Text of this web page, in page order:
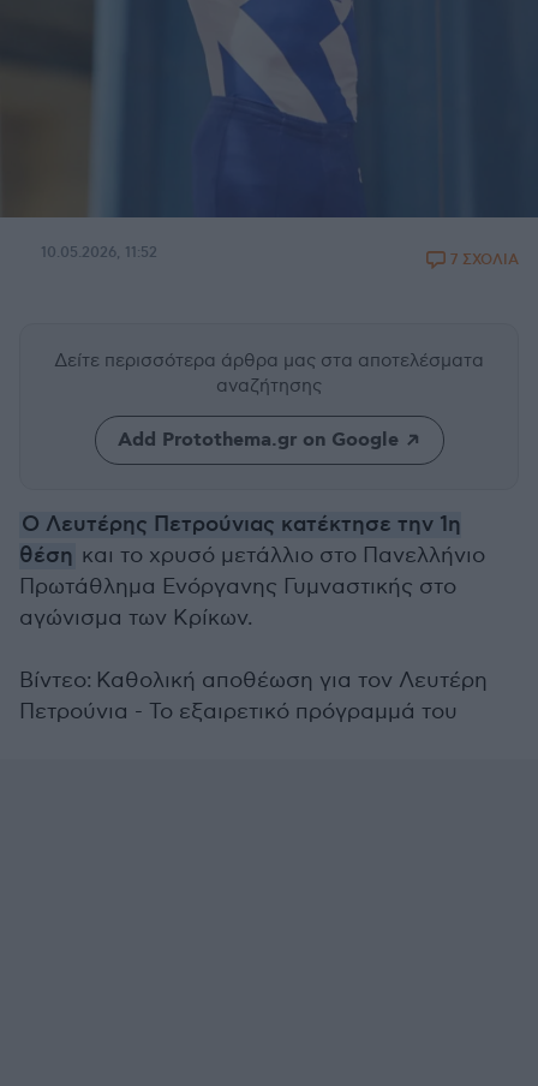
10.05.2026, 11:52 7 ΣΧΟΛΙΑ
Δείτε περισσότερα άρθρα μας στα αποτελέσματα
αναζήτησης
Add Protothema.gr on Google
Ο Λευτέρης Πετρούνιας κατέκτησε την 1η
θέση και το χρυσό μετάλλιο στο Πανελλήνιο
Πρωτάθλημα Ενόργανης Γυμναστικής στο
αγώνισμα των Κρίκων.
Βίντεο: Καθολική αποθέωση για τον Λευτέρη
Πετρούνια - Το εξαιρετικό πρόγραμμά του